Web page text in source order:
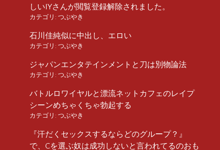
しいIYさんが閲覧登録解除されました。
カテゴリ: つぶやき
石川佳純似に中出し、エロい
カテゴリ: つぶやき
ジャパンエンタテインメントと刀は別物論法
カテゴリ: つぶやき
バトルロワイヤルと漂流ネットカフェのレイプ
シーンめちゃくちゃ勃起する
カテゴリ: つぶやき
『汗だくセックスするならどのグループ？』
で、Cを選ぶ奴は成功しないと言われてるのおも